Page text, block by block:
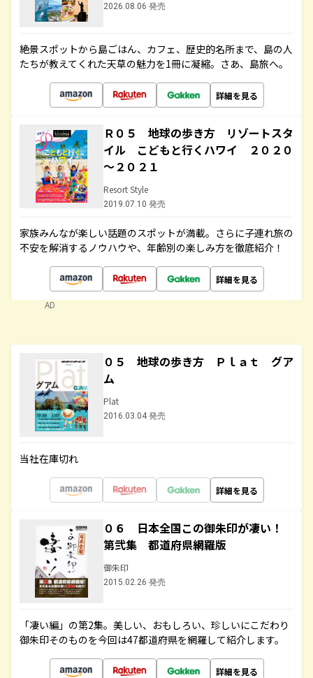
2026.08.06 発売
絶景スポットから島ごはん、カフェ、歴史的名所まで、島の人
たちが教えてくれた天草の魅力を1冊に凝縮。さあ、島旅へ。
詳細を見る
Ｒ０５ 地球の歩き方 リゾートスタ
イル こどもと行くハワイ ２０２０
～２０２１
Resort Style
2019.07.10 発売
家族みんなが楽しい話題のスポットが満載。さらに子連れ旅の
不安を解消するノウハウや、年齢別の楽しみ方を徹底紹介！
詳細を見る
AD
０５ 地球の歩き方 Ｐｌａｔ グア
ム
Plat
2016.03.04 発売
当社在庫切れ
詳細を見る
０６ 日本全国この御朱印が凄い！
第弐集 都道府県網羅版
御朱印
2015.02.26 発売
「凄い編」の第2集。美しい、おもしろい、珍しいにこだわり
御朱印そのものを今回は47都道府県を網羅して紹介します。
詳細を見る